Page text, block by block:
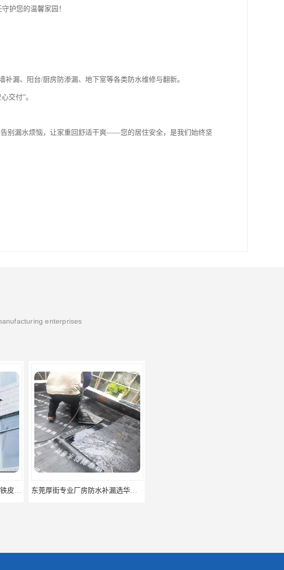
护您的温馨家园！
漏、阳台/厨房防渗漏、地下室等各类防水维修与翻新。
交付”。
别漏水烦恼，让家重回舒适干爽——您的居住安全，是我们始终坚
enterprises
东莞厚街专业厂房防水补漏选华展防水，质量好不复漏，省钱省力更省心